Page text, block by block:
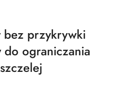
bez przykrywki
do ograniczania